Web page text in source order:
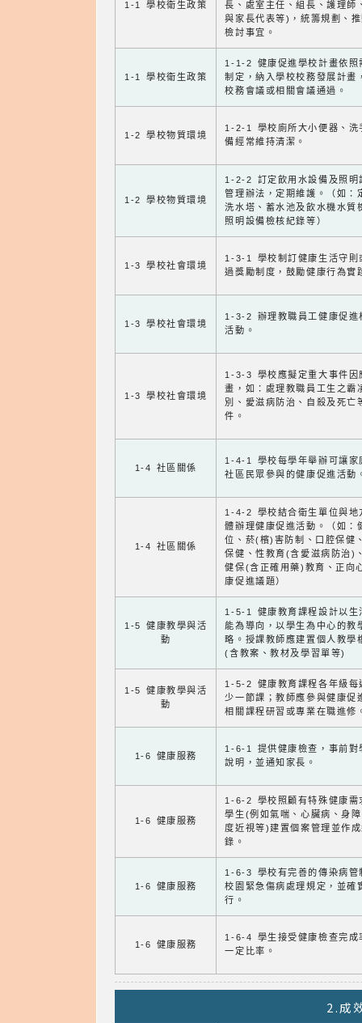
1-1 學校衛生政策
長、處室主任、組長、護理師
與家長代表等)，統籌規劃、
檢討事宜。
1-1 學校衛生政策
1-1-2 健康促進學校計畫依照
制定，納入學校校務發展計畫
校務會議或相關會議通過。
1-2 學校物質環境
1-2-1 學校廁所大小便器、洗
備經常維持清潔。
1-2 學校物質環境
1-2-2 訂定飲用水設備及照明
管理辦法，定期維護。（如：
洗水塔、蓄水池及飲水機水質
照明設備檢核紀錄等）
1-3 學校社會環境
1-3-1 學校制訂健康生活守則
過獎勵制度，鼓勵健康行為實
1-3 學校社會環境
1-3-2 辦理教職員工健康促進
活動。
1-3 學校社會環境
1-3-3 學校應擬定重大事件因
畫，如：處理教職員工生之霸
別、愛滋病防治、自殺及死亡
件。
1-4 社區關係
1-4-1 學校每學年舉辦可讓家
社區民眾參與的健康促進活動
1-4 社區關係
1-4-2 學校結合衛生單位與地
體辦理健康促進活動。（如：
位、菸(檳)害防制、口腔保健
保健、性教育(含愛滋病防治)
健保(含正確用藥)教育、正向
康促進議題）
1-5 健康教學與活
動
1-5-1 健康教育課程設計以生
能為導向，以學生為中心的教
略。授課教師應建置個人教學
(含教案、教材及學習單等)
1-5 健康教學與活
動
1-5-2 健康教育課程各年級每
少一節課；教師應參與健康促
相關課程研習或專業在職進修
1-6 健康服務
1-6-1 提供健康檢查，事前對
說明，並通知家長。
1-6 健康服務
1-6-2 學校照顧有特殊健康需
學生(例如氣喘、心臟病、身
度近視等)建置個案管理並作
錄。
1-6 健康服務
1-6-3 學校有完善的傳染病管
校園緊急傷病處理規定，並確
行。
1-6 健康服務
1-6-4 學生接受健康檢查完成
一定比率。
2.成